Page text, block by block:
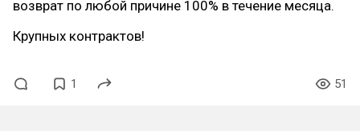
возврат по любой причине 100% в течение месяца.
Крупных контрактов!
1 51